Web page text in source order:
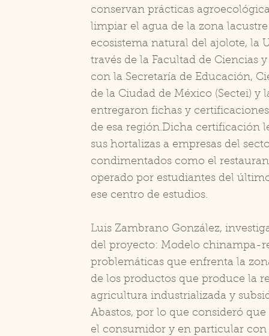
conservan prácticas
limpiar el agua de la zona
ecosistema natural del ajolote, la
través de la Facultad de Ciencias
con la Secretaría de Educación,
de la Ciudad de México (Sectei) y
entregaron fichas y
de esa región.Dicha certificación
sus hortalizas a empresas del
condimentados como el
operado por estudiantes del
ese centro de estudios.
Luis Zambrano González,
del proyecto: Modelo chinampa-
problemáticas que enfrenta la
de los productos que produce la
agricultura industrializada y
Abastos, por lo que consideró
el consumidor y en particular